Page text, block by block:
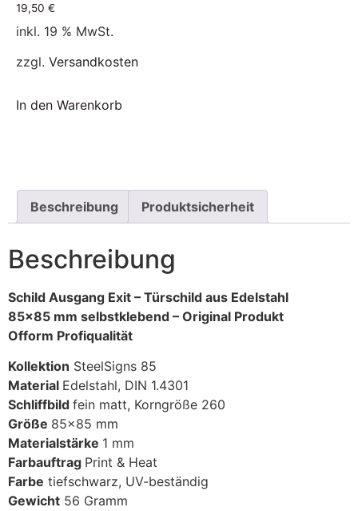
19,50 €
inkl. 19 % MwSt.
zzgl. Versandkosten
In den Warenkorb
Beschreibung Produktsicherheit
Beschreibung
Schild Ausgang Exit – Türschild aus Edelstahl
85×85 mm selbstklebend – Original Produkt
Ofform Profiqualität
Kollektion SteelSigns 85
Material Edelstahl, DIN 1.4301
Schliffbild fein matt, Korngröße 260
Größe 85×85 mm
Materialstärke 1 mm
Farbauftrag Print & Heat
Farbe tiefschwarz, UV-beständig
Gewicht 56 Gramm